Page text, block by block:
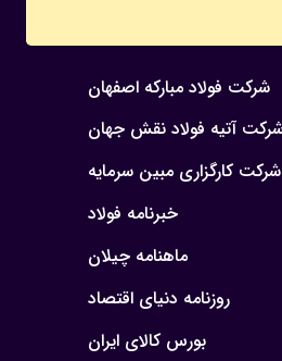
شرکت فولاد مبارکه اصفهان
آتیه فولاد نقش جهان
شرکت کارگزاری مبین سرمایه
خبرنامه فولاد
ماهنامه چیلان
روزنامه دنیای اقتصاد
بورس کالای ایران